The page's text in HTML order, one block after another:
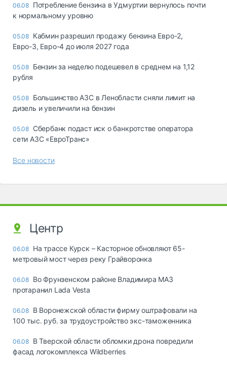
06.08 Потребление бензина в Удмуртии вернулось почти
к нормальному уровню
05.08 Кабмин разрешил продажу бензина Евро-2,
Евро-3, Евро-4 до июля 2027 года
05.08 Бензин за неделю подешевел в среднем на 1,12
рубля
05.08 Большинство АЗС в Ленобласти сняли лимит на
дизель и увеличили на бензин
05.08 Сбербанк подаст иск о банкротстве оператора
сети АЗС «ЕвроТранс»
Все новости
Центр
06.08 На трассе Курск – Касторное обновляют 65-
метровый мост через реку Грайворонка
06.08 Во Фрунзенском районе Владимира МАЗ
протаранил Lada Vesta
06.08 В Воронежской области фирму оштрафовали на
100 тыс. руб. за трудоустройство экс-таможенника
06.08 В Тверской области обломки дрона повредили
фасад логокомплекса Wildberries